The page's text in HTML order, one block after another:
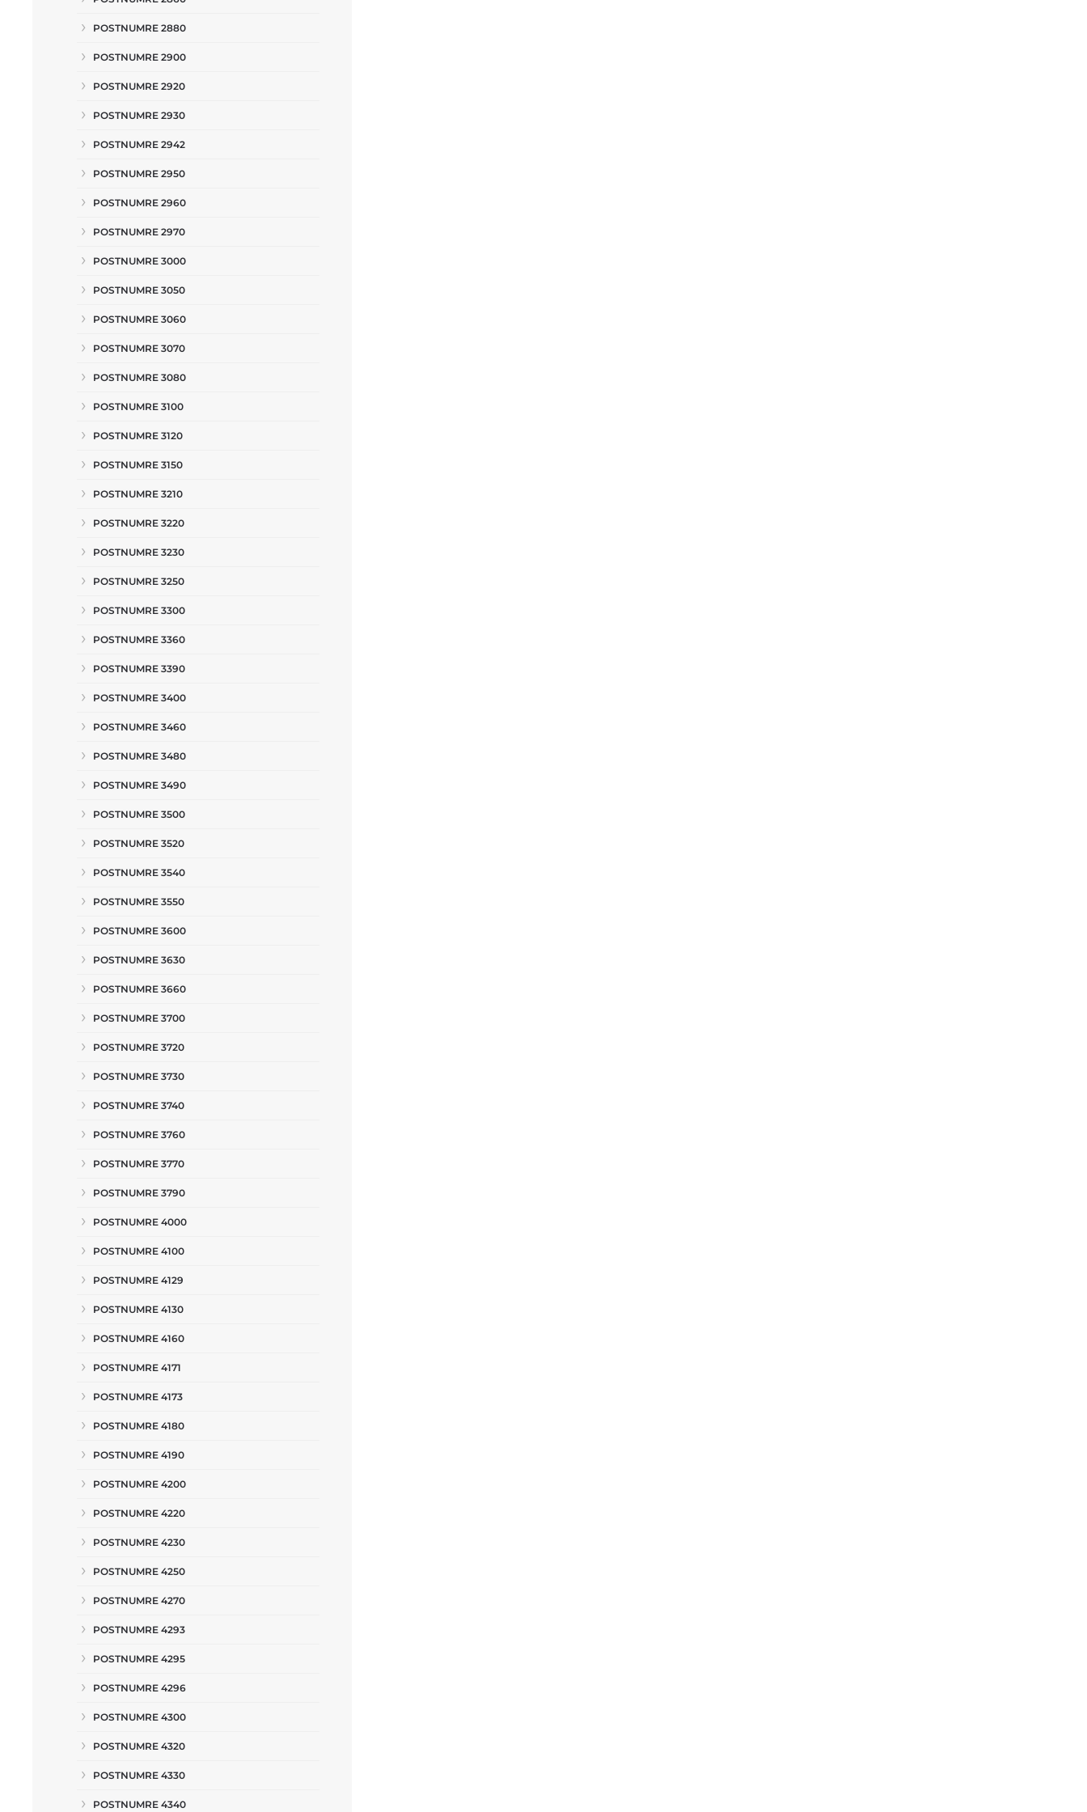
POSTNUMRE 2880
POSTNUMRE 2900
POSTNUMRE 2920
POSTNUMRE 2930
POSTNUMRE 2942
POSTNUMRE 2950
POSTNUMRE 2960
POSTNUMRE 2970
POSTNUMRE 3000
POSTNUMRE 3050
POSTNUMRE 3060
POSTNUMRE 3070
POSTNUMRE 3080
POSTNUMRE 3100
POSTNUMRE 3120
POSTNUMRE 3150
POSTNUMRE 3210
POSTNUMRE 3220
POSTNUMRE 3230
POSTNUMRE 3250
POSTNUMRE 3300
POSTNUMRE 3360
POSTNUMRE 3390
POSTNUMRE 3400
POSTNUMRE 3460
POSTNUMRE 3480
POSTNUMRE 3490
POSTNUMRE 3500
POSTNUMRE 3520
POSTNUMRE 3540
POSTNUMRE 3550
POSTNUMRE 3600
POSTNUMRE 3630
POSTNUMRE 3660
POSTNUMRE 3700
POSTNUMRE 3720
POSTNUMRE 3730
POSTNUMRE 3740
POSTNUMRE 3760
POSTNUMRE 3770
POSTNUMRE 3790
POSTNUMRE 4000
POSTNUMRE 4100
POSTNUMRE 4129
POSTNUMRE 4130
POSTNUMRE 4160
POSTNUMRE 4171
POSTNUMRE 4173
POSTNUMRE 4180
POSTNUMRE 4190
POSTNUMRE 4200
POSTNUMRE 4220
POSTNUMRE 4230
POSTNUMRE 4250
POSTNUMRE 4270
POSTNUMRE 4293
POSTNUMRE 4295
POSTNUMRE 4296
POSTNUMRE 4300
POSTNUMRE 4320
POSTNUMRE 4330
POSTNUMRE 4340